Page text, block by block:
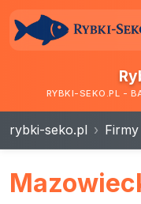
RYBKI-SEKO.PL -
rybki-seko.pl Firmy